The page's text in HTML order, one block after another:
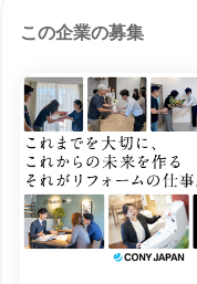
この企業の募集